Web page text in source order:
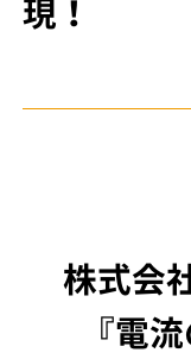
現！
株式会
『電流